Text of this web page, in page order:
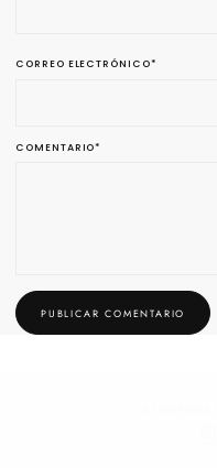
CORREO ELECTRÓNICO*
COMENTARIO*
PUBLICAR COMENTARIO